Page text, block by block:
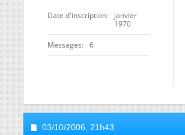
Date d'inscription
janvier
1970
Messages 6
03/10/2006, 21h43